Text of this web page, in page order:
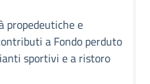
propedeutiche e
a Fondo perduto
sportivi e a ristoro